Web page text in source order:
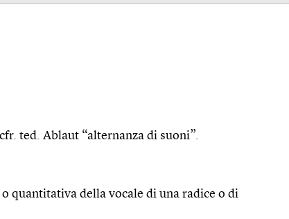
ted. Ablaut “alternanza di suoni”.
quantitativa della vocale di una radice o di